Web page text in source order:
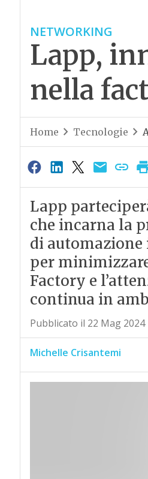
NETWORKING
Lapp,
nella
Home Tecnologie
Lapp
che incarna la
di automazione
per
Factory e
continua in
Pubblicato il 22 Mag 2024
Michelle Crisantemi